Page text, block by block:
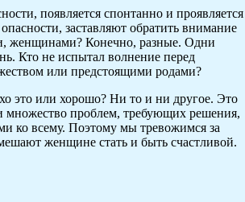
появляется спонтанно и проявляется
заставляют обратить внимание
женщинами? Конечно, разные. Одни
Кто не испытал волнение перед
или предстоящими родами?
это или хорошо? Ни то и ни другое. Это
множество проблем, требующих решения,
ко всему. Поэтому мы тревожимся за
женщине стать и быть счастливой.